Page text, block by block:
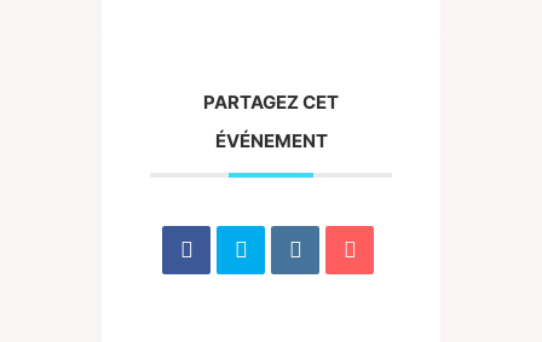
PARTAGEZ CET
ÉVÉNEMENT